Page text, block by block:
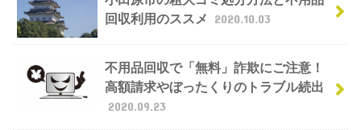
回収利用のススメ
2020.10.03
不用品回収で「無料」詐欺にご注意！
高額請求やぼったくりのトラブル続出
2020.09.23